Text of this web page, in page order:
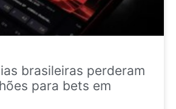
brasileiras perderam
para bets em